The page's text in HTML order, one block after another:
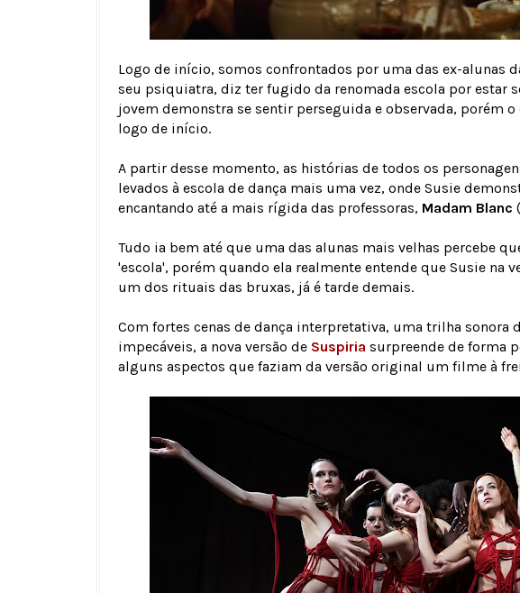
Logo de início, somos confrontados por uma das ex-alunas
seu psiquiatra, diz ter fugido da renomada escola por estar
jovem demonstra se sentir perseguida e observada, porém
logo de início.
A partir desse momento, as histórias de todos os
levados à escola de dança mais uma vez, onde Susie
encantando até a mais rígida das professoras, Madam Blanc (
Tudo ia bem até que uma das alunas mais velhas percebe
'escola', porém quando ela realmente entende que Susie na
um dos rituais das bruxas, já é tarde demais.
Com fortes cenas de dança interpretativa, uma trilha sonora
impecáveis, a nova versão de Suspiria surpreende de forma
alguns aspectos que faziam da versão original um filme à